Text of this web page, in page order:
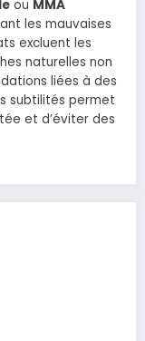
ou MMA
les mauvaises
excluent les
naturelles non
liées à des
subtilités permet
et d’éviter des